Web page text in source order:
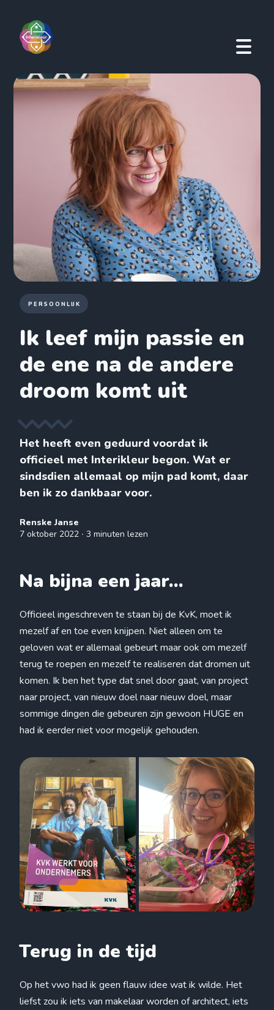
PERSOONLIJK
Ik leef mijn passie en
de ene na de andere
droom komt uit
Het heeft even geduurd voordat ik
officieel met Interikleur begon. Wat er
sindsdien allemaal op mijn pad komt, daar
ben ik zo dankbaar voor.
Renske Janse
7 oktober 2022 ∙ 3 minuten lezen
Na bijna een jaar...
Officieel ingeschreven te staan bij de KvK, moet ik
mezelf af en toe even knijpen. Niet alleen om te
geloven wat er allemaal gebeurt maar ook om mezelf
terug te roepen en mezelf te realiseren dat dromen uit
komen. Ik ben het type dat snel door gaat, van project
naar project, van nieuw doel naar nieuw doel, maar
sommige dingen die gebeuren zijn gewoon HUGE en
had ik eerder niet voor mogelijk gehouden.
Terug in de tijd
Op het vwo had ik geen flauw idee wat ik wilde. Het
liefst zou ik iets van makelaar worden of architect, iets